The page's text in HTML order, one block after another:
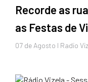
Recorde as
as Festas de
07 de Agosto I Radio